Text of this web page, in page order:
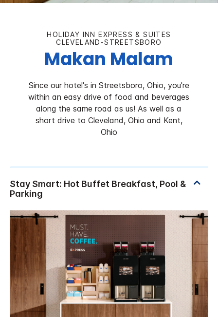
HOLIDAY INN EXPRESS & SUITES
CLEVELAND-STREETSBORO
Makan Malam
Since our hotel's in Streetsboro, Ohio, you're
within an easy drive of food and beverages
along the same road as us! As well as a
short drive to Cleveland, Ohio and Kent,
Ohio